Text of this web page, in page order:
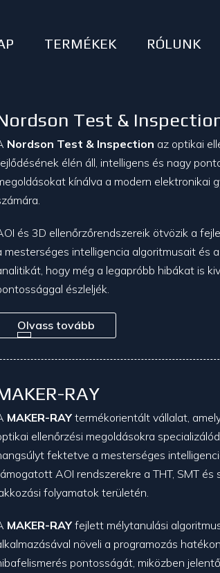
TERMÉKEK RÓLUNK
Test &
Nordson Test & Inspection az optikai
élén áll, intelligens és nagy
kínálva a modern elektronikai
és 3D ellenőrzőrendszereik ötvözik a
mesterséges intelligencia algoritmusait és
hogy még a legapróbb hibákat is
észleljék.
Olvass tovább
RAY
MAKER-RAYtermékorientált vállalat,
ellenőrzési megoldásokra
fektetve a mesterséges
AOI rendszerekre a THT, SMT és
folyamatok területén.
MAKER-RAYfejlett mélytanulási
növeli a programozás
pontosságát, miközben